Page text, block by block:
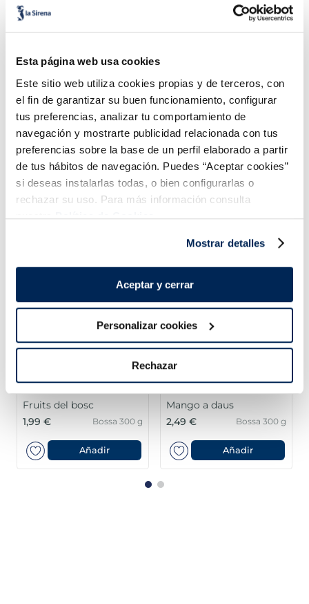
Esta página web usa cookies
Este sitio web utiliza cookies propias y de terceros, con
el fin de garantizar su buen funcionamiento, configurar
tus preferencias, analizar tu comportamiento de
navegación y mostrarte publicidad relacionada con tus
preferencias sobre la base de un perfil elaborado a partir
de tus hábitos de navegación. Puedes “Aceptar cookies”
si deseas instalarlas todas, o bien configurarlas o
rechazar su uso. Para más información consulta
nuestraPolítica de Cookies.
Mostrar detalles
Aceptar y cerrar
Personalizar cookies
Rechazar
Mini croissants mantega
3,49 €
Bossa 300 g
3,49 €
Safata 360g
Añadir
Combina-ho i fes un menú de 10!
Fruits del bosc
1,99 €
Bossa 300 g
Añadir
Mango a daus
2,49 €
Bossa 300 g
Añadir